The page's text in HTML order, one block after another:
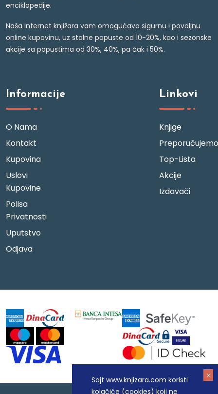
Sajt www.knjizara.com koristi
kolačiće (cookies) koji ne
enciklopedije.
Naša internet knjižara vam omogućava sigurnu i povoljnu
online kupovinu, uz stalne popuste od 10-20%, kao i sezonske
akcije sa popustima od 30%, 40%, pa čak i 50%.
Informacije
O Nama
Kontakt
Kupovina
Uslovi
Kupovine
Polisa
Privatnosti
Uputstvo
Odjava
Linkovi
Knjige
Preporučujemo
Top-Lista
Akcije
Izdavači